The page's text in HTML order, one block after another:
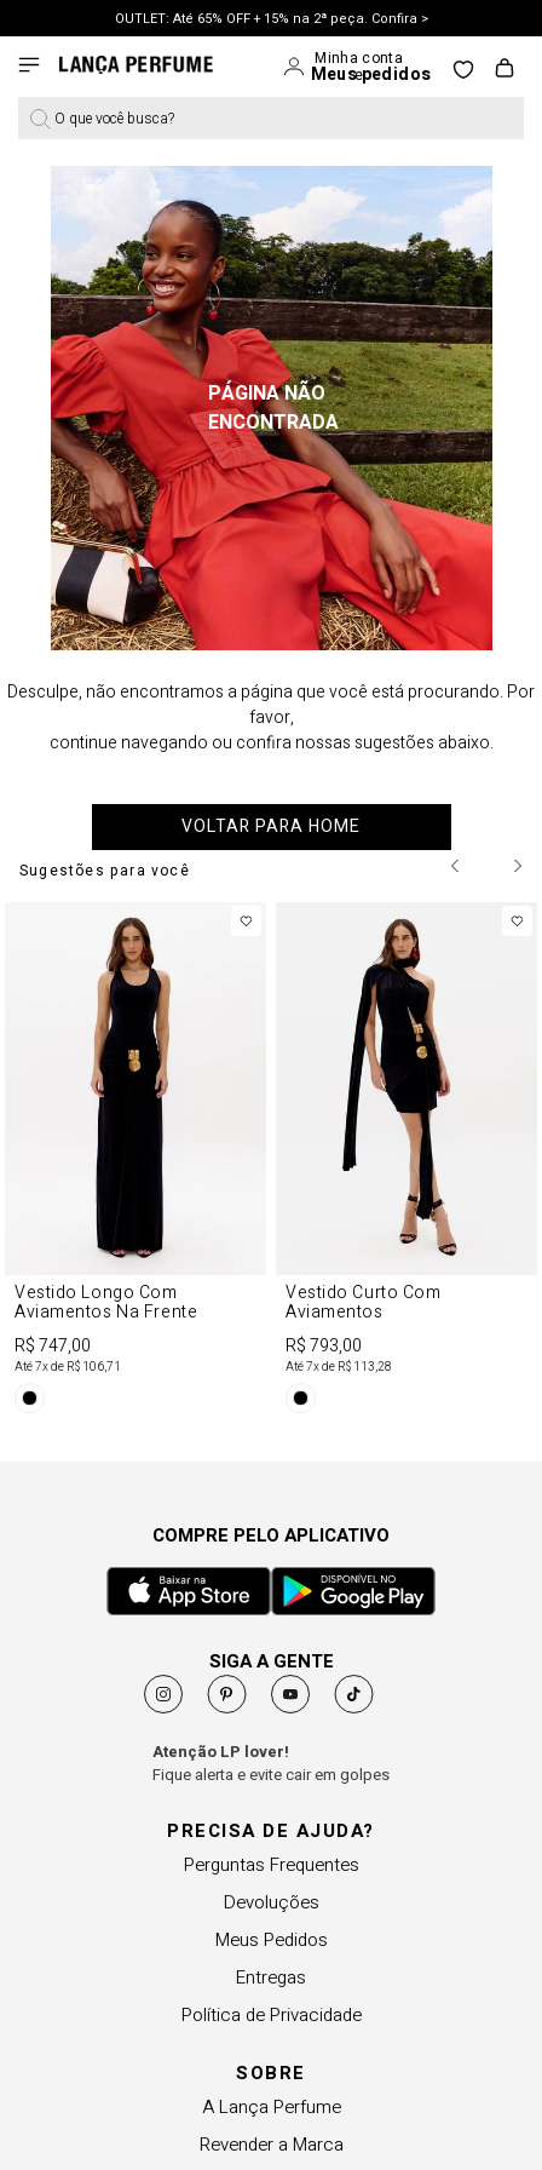
OUTLET: Até 65% OFF + 15% na 2ª peça. Confira >
LANÇAMENTO PRIMAVERA 27. Clique e aproveite.
O que você busca?
PÁGINA NÃO
ENCONTRADA
Desculpe, não encontramos a página que você está procurando. Por
favor,
continue navegando ou confira nossas sugestões abaixo.
VOLTAR PARA HOME
Sugestões para você
Vestido Longo Com
Aviamentos Na Frente
R$ 747,00
Até7x de R$ 106,71
Vestido Curto Com
Aviamentos
R$ 793,00
Até7x de R$ 113,28
PRECISA DE AJUDA?
Perguntas Frequentes
Devoluções
Meus Pedidos
Entregas
Política de Privacidade
SOBRE
A Lança Perfume
Revender a Marca
COMPRE PELO APLICATIVO
SIGA A GENTE
Atenção LP lover!
Fique alerta e evite cair em golpes